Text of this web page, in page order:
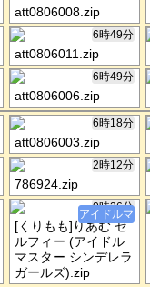
att0806008.zip
6時49分
att0806011.zip
6時49分
att0806006.zip
6時18分
att0806003.zip
2時12分
786924.zip
0時26分
[くりもも]りあむ セ
ルフィー (アイドル
マスター シンデレラ
ガールズ).zip
アイドルマ